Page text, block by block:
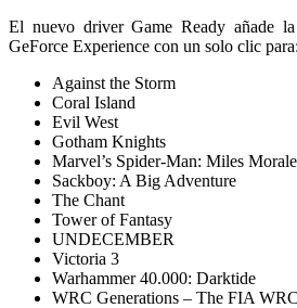
El nuevo driver Game Ready añade
GeForce Experience con un solo clic para:
Against the Storm
Coral Island
Evil West
Gotham Knights
Marvel’s Spider-Man: Miles
Sackboy: A Big Adventure
The Chant
Tower of Fantasy
UNDECEMBER
Victoria 3
Warhammer 40.000: Darktide
WRC Generations – The FIA